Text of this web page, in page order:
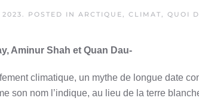
. POSTED IN ARCTIQUE, CLIMAT, QUOI
Aminur Shah et Quan Dau-
climatique, un mythe de longue date
son nom l’indique, au lieu de la terre